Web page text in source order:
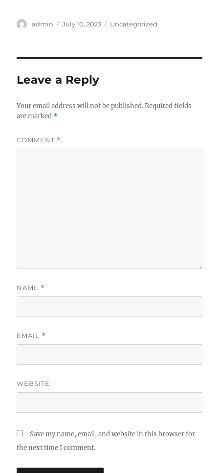
Author
admin
Posted
July 10, 2023 Categories
Uncategorized
Leave a Reply
Your email address will not be published. Required fields
are marked *
COMMENT *
NAME *
EMAIL *
WEBSITE
Save my name, email, and website in this browser for
the next time I comment.